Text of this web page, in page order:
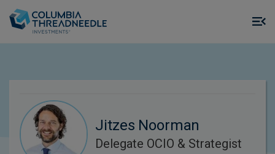
Jitzes Noorman
Delegate OCIO & Strategist